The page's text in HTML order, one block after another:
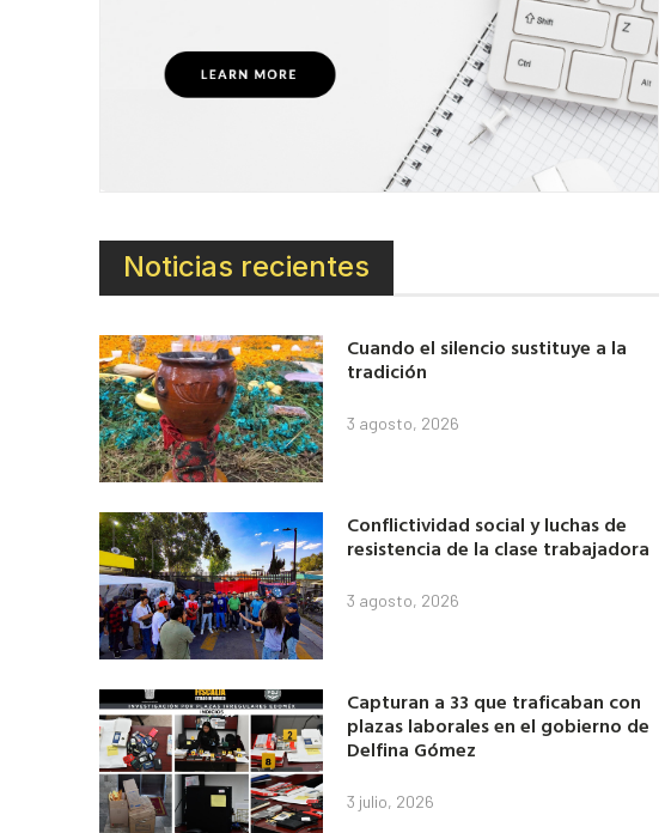
Noticias recientes
Cuando el silencio sustituye a la
tradición
3 agosto, 2026
Conflictividad social y luchas de
resistencia de la clase trabajadora
3 agosto, 2026
Capturan a 33 que traficaban con
plazas laborales en el gobierno de
Delfina Gómez
3 julio, 2026